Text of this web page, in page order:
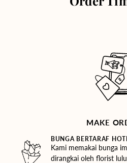
MAKE
BUNGA BERTARAF
Kami memakai bunga
dirangkai oleh florist